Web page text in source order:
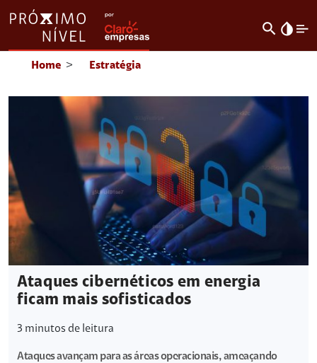
search invert_colors
Home > Estratégia
Ataques cibernéticos em energia
ficam mais sofisticados
3 minutos de leitura
Ataques avançam para as áreas operacionais, ameaçando